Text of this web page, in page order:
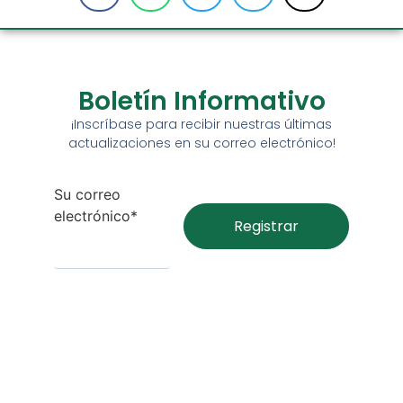
Boletín Informativo
¡Inscríbase para recibir nuestras últimas
actualizaciones en su correo electrónico!
Su correo
electrónico*